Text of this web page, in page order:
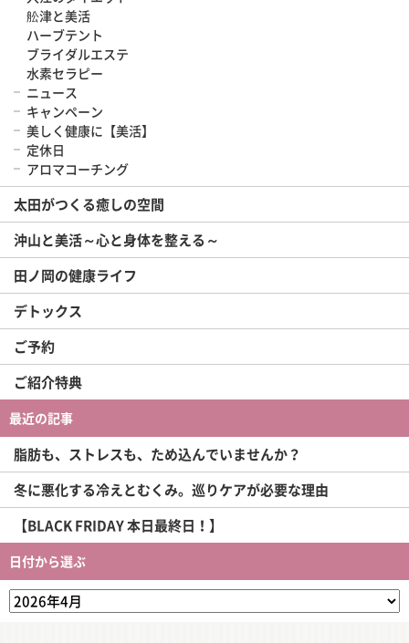
舩津と美活
ハーブテント
ブライダルエステ
水素セラピー
ニュース
キャンペーン
美しく健康に【美活】
定休日
アロマコーチング
太田がつくる癒しの空間
沖山と美活～心と身体を整える～
田ノ岡の健康ライフ
デトックス
ご予約
ご紹介特典
最近の記事
脂肪も、ストレスも、ため込んでいませんか？
冬に悪化する冷えとむくみ。巡りケアが必要な理由
【BLACK FRIDAY 本日最終日！】
日付から選ぶ